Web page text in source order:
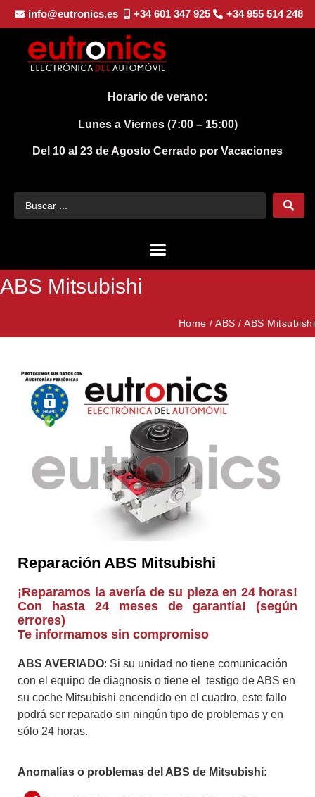
info@eutronics.es +34 601 347 925 +34 955 514 248
Horario de verano:
Lunes a Viernes (7:00 – 15:00)
Del 10 al 23 de Agosto Cerrado por Vacaciones
ABS Mitsubishi
Home / ABS / ABS Mitsubishi
Reparación ABS Mitsubishi
¡Reparamos la avería de su pieza en 24 horas!
Con hasta 24 meses de garantía! (según
errores)
Te informamos sin compromiso
ABS AVERIADO: Si su unidad no tiene comunicación
con el equipo de diagnosis o tiene el testigo de ABS en
su coche Mitsubishi encendido en el cuadro, este fallo
podrá ser reparado sin ningún tipo de problemas y en
sólo 24 horas.
Anomalías o problemas del ABS de Mitsubishi: